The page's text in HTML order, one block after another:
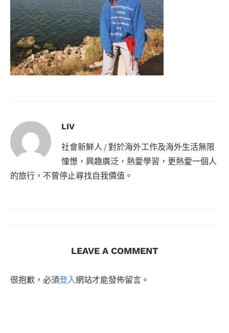
LIV
社會新鮮人 / 對於海外工作及海外生活無限
憧憬，興趣廣泛，熱愛學習，更熱愛一個人
的旅行，不曾停止尋找自我價值。
LEAVE A COMMENT
很抱歉，必須登入網站才能發佈留言。